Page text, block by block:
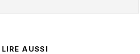
LIRE AUSSI